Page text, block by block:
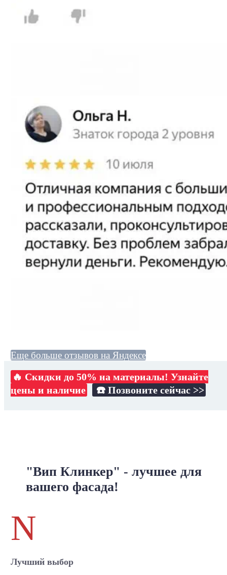
Еще больше отзывов на Яндексе
🔥 Скидки до 50% на материалы! Узнайте
цены и наличие
☎️ Позвоните сейчас >>
"Вип Клинкер" - лучшее для
вашего фасада!
N
Лучший выбор